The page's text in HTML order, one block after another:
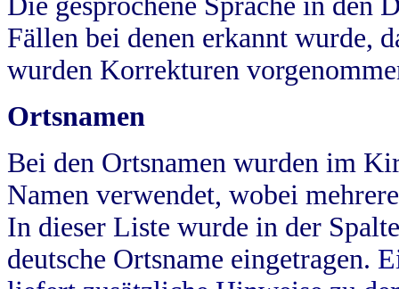
Fällen bei denen erkannt wurde,
wurden Korrekturen
Ortsnamen
Bei den Ortsnamen wurden im
Namen verwendet, wobei
In dieser Liste wurde in der
deutsche Ortsname eingetragen.